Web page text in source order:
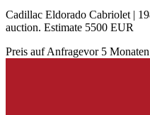
Cadillac Eldorado Cabriolet |
auction. Estimate 5500 EUR
Preis auf Anfragevor 5 Monaten